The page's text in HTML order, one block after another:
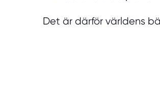
Det är därför världens